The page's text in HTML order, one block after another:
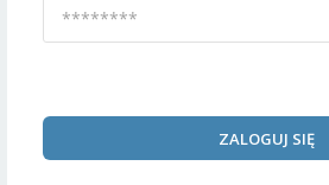
ZALOGUJ SIĘ